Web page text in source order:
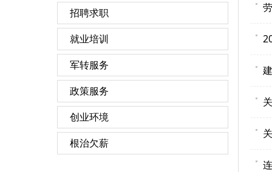
招聘求职
就业培训
军转服务
政策服务
创业环境
根治欠薪